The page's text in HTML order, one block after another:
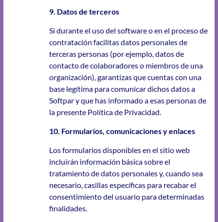
9. Datos de terceros
Si durante el uso del software o en el proceso de
contratación facilitas datos personales de
terceras personas (por ejemplo, datos de
contacto de colaboradores o miembros de una
organización), garantizas que cuentas con una
base legítima para comunicar dichos datos a
Softpar y que has informado a esas personas de
la presente Política de Privacidad.
10. Formularios, comunicaciones y enlaces
Los formularios disponibles en el sitio web
incluirán información básica sobre el
tratamiento de datos personales y, cuando sea
necesario, casillas específicas para recabar el
consentimiento del usuario para determinadas
finalidades.